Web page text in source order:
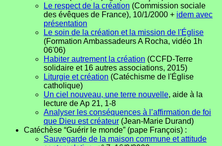
Le respect de la création (Commission sociale
des évêques de France), 10/1/2000 + idem avec
présentation
Le soin de la création et la mission de l'Église
(Formation Ambassadeurs A Rocha, vidéo 1h
06'06)
Habiter autrement la création (CCFD-Terre
solidaire et 16 autres associations, 2015)
Liturgie et création (Catéchisme de l'Église
catholique)
Un ciel nouveau, une terre nouvelle, aide à la
lecture de Ap 21, 1-8
Analyser les conséquences à l’affirmation de foi
que Dieu est créateur (Jean-Marie Durand)
Catéchèse “Guérir le monde” (pape François) :
Sauvegarde de la maison commune et attitude